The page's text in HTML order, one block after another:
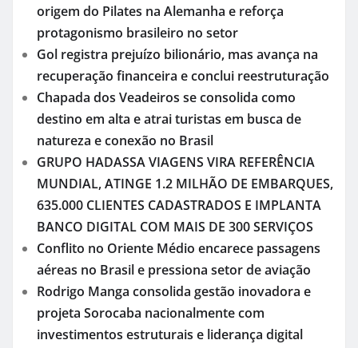
origem do Pilates na Alemanha e reforça
protagonismo brasileiro no setor
Gol registra prejuízo bilionário, mas avança na
recuperação financeira e conclui reestruturação
Chapada dos Veadeiros se consolida como
destino em alta e atrai turistas em busca de
natureza e conexão no Brasil
GRUPO HADASSA VIAGENS VIRA REFERÊNCIA
MUNDIAL, ATINGE 1.2 MILHÃO DE EMBARQUES,
635.000 CLIENTES CADASTRADOS E IMPLANTA
BANCO DIGITAL COM MAIS DE 300 SERVIÇOS
Conflito no Oriente Médio encarece passagens
aéreas no Brasil e pressiona setor de aviação
Rodrigo Manga consolida gestão inovadora e
projeta Sorocaba nacionalmente com
investimentos estruturais e liderança digital